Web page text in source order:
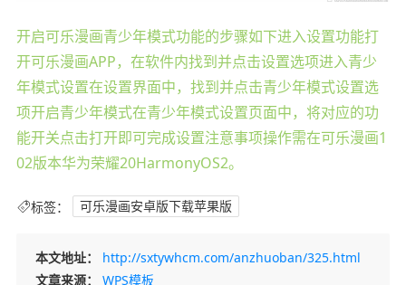
开启可乐漫画青少年模式功能的步骤如下进入设置功能打
开可乐漫画APP，在软件内找到并点击设置选项进入青少
年模式设置在设置界面中，找到并点击青少年模式设置选
项开启青少年模式在青少年模式设置页面中，将对应的功
能开关点击打开即可完成设置注意事项操作需在可乐漫画1
02版本华为荣耀20HarmonyOS2。
标签： 可乐漫画安卓版下载苹果版
本文地址：
http://sxtywhcm.com/anzhuoban/325.html
文章来源：
WPS模板